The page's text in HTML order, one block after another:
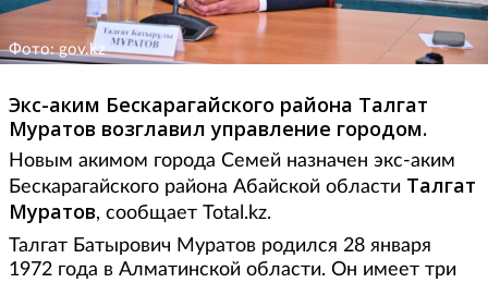
Фото: gov.kz
Экс-аким Бескарагайского района Талгат
Муратов возглавил управление городом.
Новым акимом города Семей назначен экс-аким
Бескарагайского района Абайской области Талгат
Муратов, сообщает Total.kz.
Талгат Батырович Муратов родился 28 января
1972 года в Алматинской области. Он имеет три